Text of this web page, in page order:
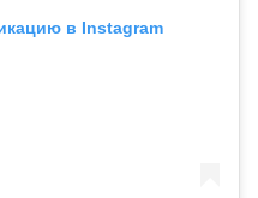
в Instagram